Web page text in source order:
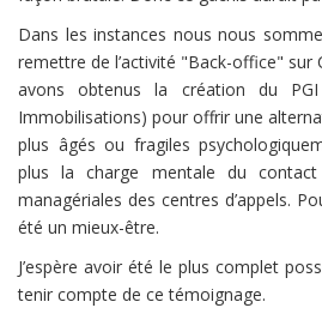
Dans les instances nous nous
remettre de l’activité "Back-office" sur
avons obtenus la création du
Immobilisations) pour offrir une
plus âgés ou fragiles
plus la charge mentale du
managériales des centres d’appels.
été un mieux-être.
J’espère avoir été le plus complet
tenir compte de ce témoignage.